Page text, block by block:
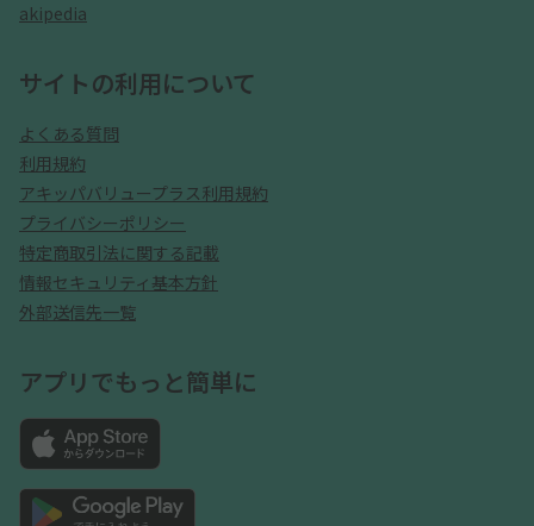
akipedia
サイトの利用について
よくある質問
利用規約
アキッパバリュープラス利用規約
プライバシーポリシー
特定商取引法に関する記載
情報セキュリティ基本方針
外部送信先一覧
アプリでもっと簡単に